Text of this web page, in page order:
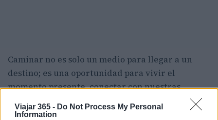
Viajar 365 - Do Not Process My Personal
Information
Caminar no es solo un medio para llegar a un
destino; es una oportunidad para vivir el
momento presente, conectar con nuestras
redescubrir el placer de caminar, a explorar tu